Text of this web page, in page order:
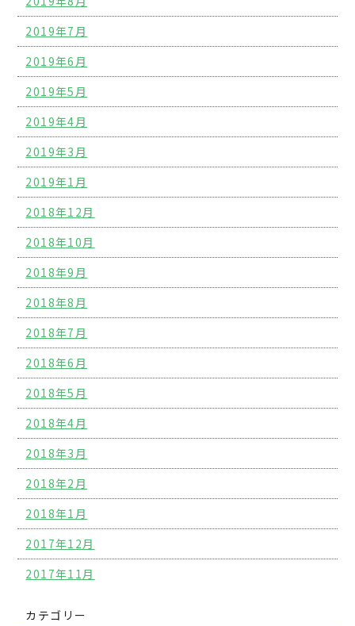
2019年7月
2019年6月
2019年5月
2019年4月
2019年3月
2019年1月
2018年12月
2018年10月
2018年9月
2018年8月
2018年7月
2018年6月
2018年5月
2018年4月
2018年3月
2018年2月
2018年1月
2017年12月
2017年11月
カテゴリー